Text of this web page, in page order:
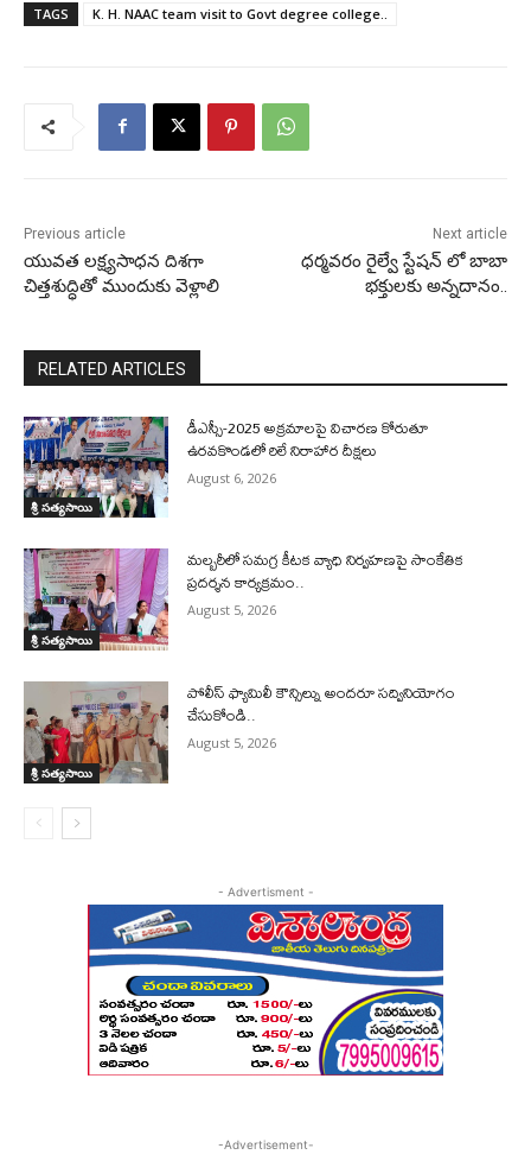
TAGS K. H. NAAC team visit to Govt degree college..
Previous article
యువత లక్ష్యసాధన దిశగా
చిత్తశుద్ధితో ముందుకు వెళ్లాలి
Next article
ధర్మవరం రైల్వే స్టేషన్ లో బాబా
భక్తులకు అన్నదానం..
RELATED ARTICLES
శ్రీ సత్యసాయి
డీఎస్సీ-2025 అక్రమాలపై విచారణ కోరుతూ
ఉరవకొండలో రిలే నిరాహార దీక్షలు
August 6, 2026
శ్రీ సత్యసాయి
మల్బరీలో సమగ్ర కీటక వ్యాధి నిర్వహణపై సాంకేతిక
ప్రదర్శన కార్యక్రమం..
August 5, 2026
శ్రీ సత్యసాయి
పోలీస్ ఫ్యామిలీ కౌన్సిల్ను అందరూ సద్వినియోగం
చేసుకోండి..
August 5, 2026
- Advertisment -
-Advertisement-